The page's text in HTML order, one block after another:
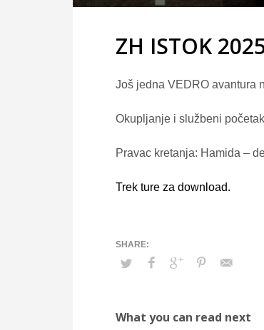
ZH ISTOK
Još jedna VEDRO avantura
Okupljanje i službeni
Pravac kretanja: Hamida –
Trek ture za download.
What you can read next